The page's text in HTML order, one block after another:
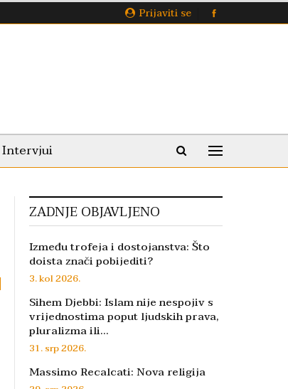
Prijaviti se
Intervjui
ZADNJE OBJAVLJENO
Između trofeja i dostojanstva: Što
doista znači pobijediti?
3. kol 2026.
Sihem Djebbi: Islam nije nespojiv s
vrijednostima poput ljudskih prava,
pluralizma ili…
31. srp 2026.
Massimo Recalcati: Nova religija